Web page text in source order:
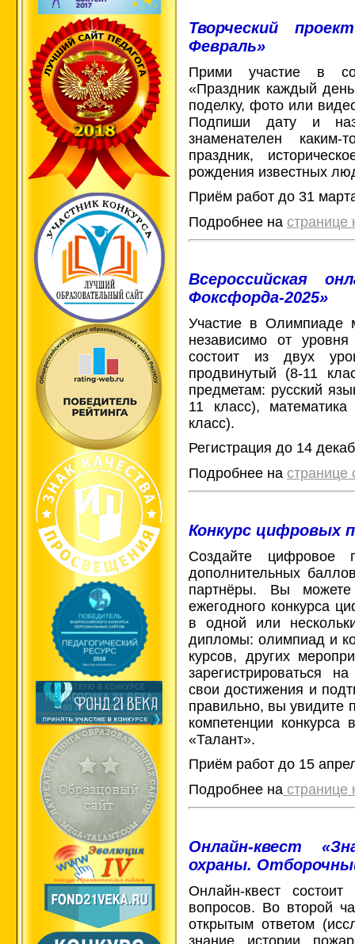
Творческий
Февраль»
Прими участие в
«Праздник каждый
поделку, фото или
Подпиши дату и
знаменателен
праздник,
рождения известных
Приём работ до 31
Подробнее на странице
Всероссийская
Фоксфорда-2025»
Участие в Олимпиаде
независимо от
состоит из двух
продвинутый (8-11
предметам: русский
11 класс),
класс).
Регистрация до 14
Подробнее на
Конкурс цифровых
Создайте
дополнительных
партнёры. Вы
ежегодного конкурса
в одной или
дипломы: олимпиад и
курсов, других
зарегистрироваться
свои достижения и
правильно, вы увидите
компетенции
«Талант».
Приём работ до 15
Подробнее на странице
Онлайн-квест
охраны.
Онлайн-квест
вопросов. Во второй
открытым ответом
знание истории